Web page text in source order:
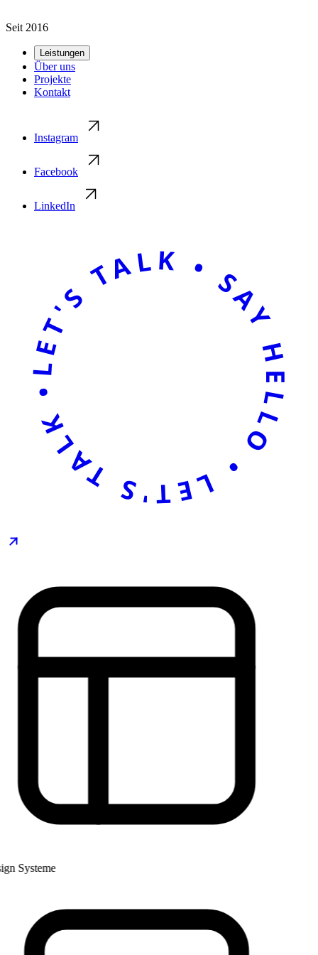
Seit 2016
Leistungen
Über uns
Projekte
Kontakt
Instagram
Facebook
LinkedIn
LET'S TALK • SAY HELLO • LET'S TALK • SAY HELLO •
Systeme